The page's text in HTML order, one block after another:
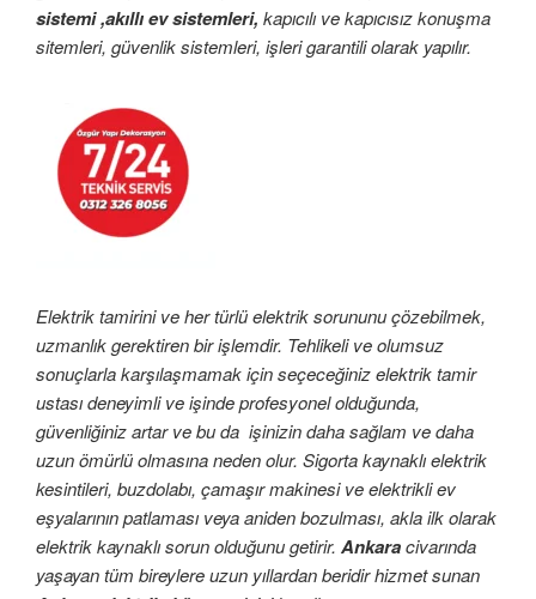
sistemi ,akıllı ev sistemleri, kapıcılı ve kapıcısız konuşma
sitemleri, güvenlik sistemleri, işleri garantili olarak yapılır.
Elektrik tamirini ve her türlü elektrik sorununu çözebilmek,
uzmanlık gerektiren bir işlemdir. Tehlikeli ve olumsuz
sonuçlarla karşılaşmamak için seçeceğiniz elektrik tamir
ustası deneyimli ve işinde profesyonel olduğunda,
güvenliğiniz artar ve bu da işinizin daha sağlam ve daha
uzun ömürlü olmasına neden olur. Sigorta kaynaklı elektrik
kesintileri, buzdolabı, çamaşır makinesi ve elektrikli ev
eşyalarının patlaması veya aniden bozulması, akla ilk olarak
elektrik kaynaklı sorun olduğunu getirir. Ankaracivarında
yaşayan tüm bireylere uzun yıllardan beridir hizmet sunan